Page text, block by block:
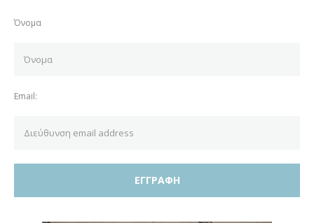
Όνομα
Email: